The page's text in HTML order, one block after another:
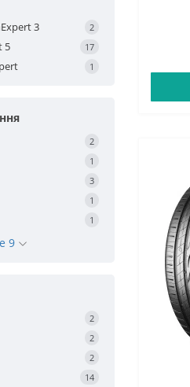
3 2
5 17
1
2
1
3
1
1
9
2
2
2
14